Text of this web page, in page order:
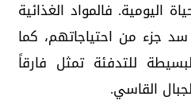
اليومية. فالمواد الغذائية
جزء من احتياجاتهم، كما
للتدفئة تمثل فارقاً
القاسي.